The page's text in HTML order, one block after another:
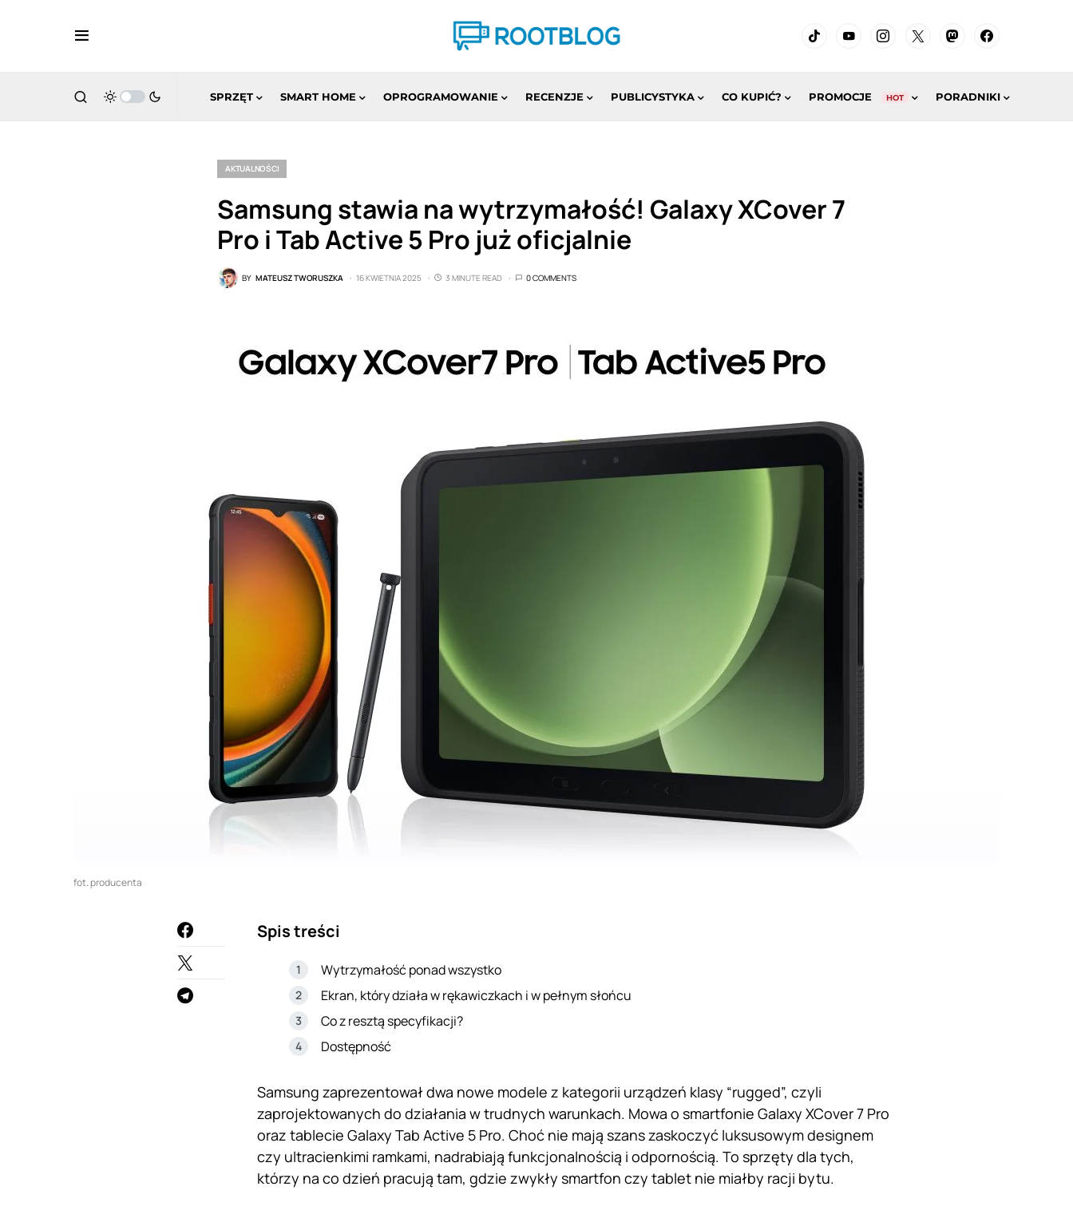
SPRZĘT SMART HOME OPROGRAMOWANIE RECENZJE PUBLICYSTYKA CO KUPIĆ? PROMOCJE HOT PORADNIKI
AKTUALNOŚCI
Samsung stawia na wytrzymałość! Galaxy XCover 7
Pro i Tab Active 5 Pro już oficjalnie
BY MATEUSZ TWORUSZKA 16 KWIETNIA 2025 3 MINUTE READ 0 COMMENTS
fot. producenta
Spis treści
Wytrzymałość ponad wszystko
Ekran, który działa w rękawiczkach i w pełnym słońcu
Co z resztą specyfikacji?
Dostępność
Samsung zaprezentował dwa nowe modele z kategorii urządzeń klasy “rugged”, czyli
zaprojektowanych do działania w trudnych warunkach. Mowa o smartfonie Galaxy XCover 7 Pro
oraz tablecie Galaxy Tab Active 5 Pro. Choć nie mają szans zaskoczyć luksusowym designem
czy ultracienkimi ramkami, nadrabiają funkcjonalnością i odpornością. To sprzęty dla tych,
którzy na co dzień pracują tam, gdzie zwykły smartfon czy tablet nie miałby racji bytu.